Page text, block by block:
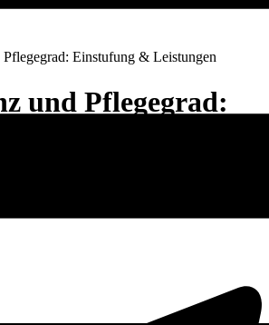
Einstufung & Leistungen
und Pflegegrad: